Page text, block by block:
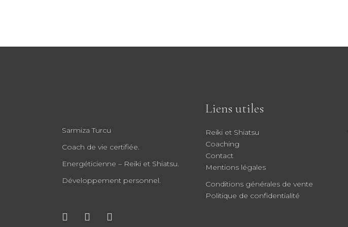
Sarmiza Turcu
Coach de vie certifiée.
Energéticienne – Reiki et Shiatsu.
Développement personnel.
Liens utiles
Reiki et Shiatsu
Coaching
Contact
Mentions légales
Conditions générales de vente
Politique de confidentialité